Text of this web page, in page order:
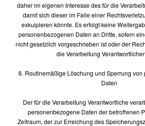
daher im eigenen Interesse des für die
damit sich dieser im Falle einer
exkulpieren könnte. Es erfolgt keine
personenbezogenen Daten an Dritte, sofern
nicht gesetzlich vorgeschrieben ist oder der
die Verarbeitung
6. Routinemäßige Löschung und Sperrung
Daten
Der für die Verarbeitung Verantwortliche
personenbezogene Daten der betroffenen
Zeitraum, der zur Erreichung des